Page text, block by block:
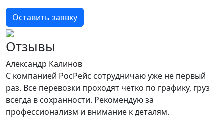
Оставить заявку
Отзывы
Александр Калинов
С компанией РосРейс сотрудничаю уже не первый
раз. Все перевозки проходят четко по графику, груз
всегда в сохранности. Рекомендую за
профессионализм и внимание к деталям.